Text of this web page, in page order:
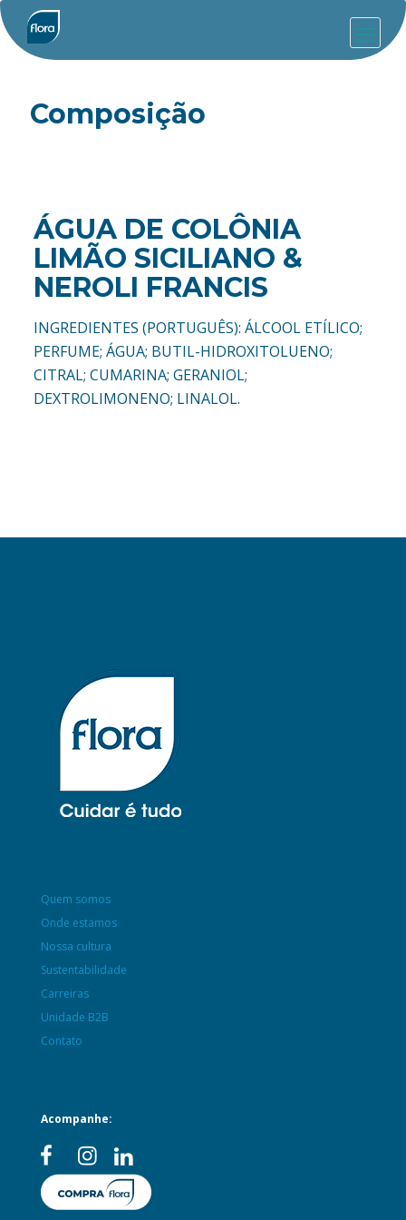
Composição
ÁGUA DE COLÔNIA
LIMÃO SICILIANO &
NEROLI FRANCIS
INGREDIENTES (PORTUGUÊS): ÁLCOOL ETÍLICO;
PERFUME; ÁGUA; BUTIL-HIDROXITOLUENO;
CITRAL; CUMARINA; GERANIOL;
DEXTROLIMONENO; LINALOL.
Quem somos
Onde estamos
Nossa cultura
Sustentabilidade
Carreiras
Unidade B2B
Contato
Acompanhe: